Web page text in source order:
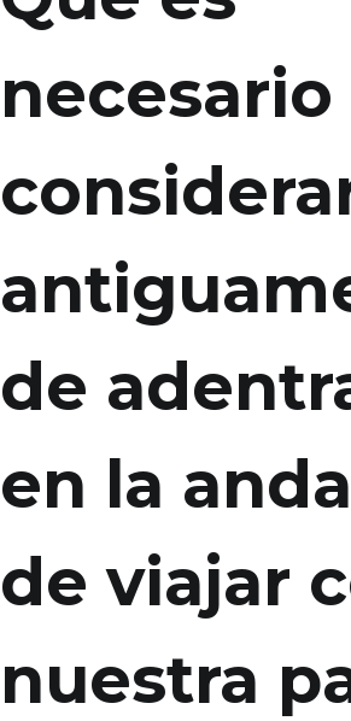
necesario
de
en la
de viajar
nuestra